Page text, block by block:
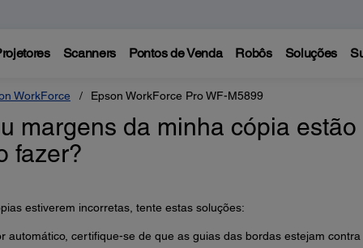
Scanners Pontos de Venda Robôs Soluções
WorkForce Epson WorkForce Pro WF-M5899
margens da minha cópia estão
fazer?
estiverem incorretas, tente estas soluções:
automático, certifique-se de que as guias das bordas estejam contra